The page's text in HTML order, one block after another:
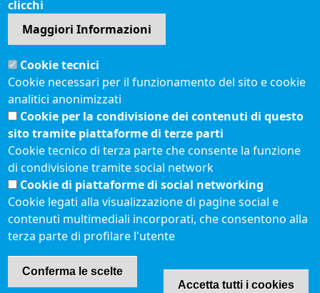
Sito web
Accesso riservato
Mappa del sito
Redazione
Statistiche di accesso
Visite totali al portale: 2637361
Menù privacy
Feed RSS
Note legali
© 2021 Camere di
Commercio d'Italia
clicchi
Maggiori Informazioni
Cookie tecnici
Cookie necessari per il funzionamento del sito e cookie
analitici anonimizzati
Cookie per la condivisione dei contenuti di questo
sito tramite piattaforme di terze parti
Cookie tecnico di terza parte che consente la funzione
di condivisione tramite social network
Cookie di piattaforme di social networking
Cookie legati alla visualizzazione di pagine social e
contenuti multimediali incorporati, che consentono alla
terza parte di profilare l'utente
Conferma le scelte
Accetta tutti i cookies